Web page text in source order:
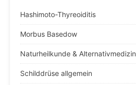
Hashimoto-Thyreoiditis
Morbus Basedow
Naturheilkunde & Alternativmedizin
Schilddrüse allgemein